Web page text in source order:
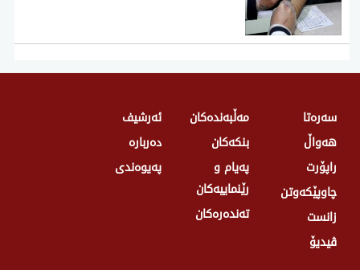
سەرەتا
هەواڵ
راپۆرت
چاوپێکەوتن
زانست
ڤیدیۆ
مەڵبەندەکان
بنکەکان
پەیام و
رێنماییەکان
تەندەرەكان
ئەرشیف
دەربارە
پەیوەندی